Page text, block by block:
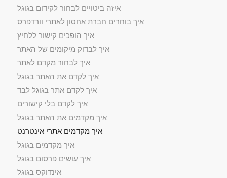
איזה ביטויים לבחור לקידום בגוגל
איך בוחרים חברת אחסון לאתרי וורדפרס
איך הופכים קישור ללחיץ
איך לבדוק מיקומים של האתר
איך לבחור מקדם לאתר
איך לקדם את האתר בגוגל
איך לקדם אתר בגוגל לבד
איך לקדם בלי קישורים
איך מקדמים את האתר בגוגל
איך מקדמים אתרי אינטרנט
איך מקדמים בגוגל
איך עושים פרסום בגוגל
אינדוקס בגוגל